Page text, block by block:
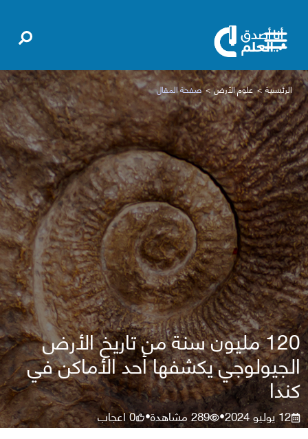
الرئيسية علوم الأرض صفحة المقال
120 مليون سنة من تاريخ الأرض
الجيولوجي يكشفها أحد الأماكن في
كندا
12 يوليو 2024 •
289مشاهدة•
0اعجاب